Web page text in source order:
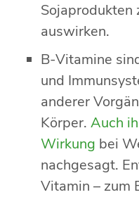
Sojaprodukten
auswirken.
B-Vitamine
und
anderer
Körper. Auch
Wirkung bei
nachgesagt.
Vitamin – zum